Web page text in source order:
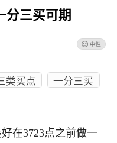
分三买可期
类买点
一分三买
在3723点之前做一